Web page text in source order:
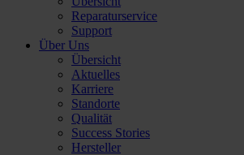
Reparaturservice
Support
Über Uns
Übersicht
Aktuelles
Karriere
Standorte
Qualität
Success Stories
Hersteller